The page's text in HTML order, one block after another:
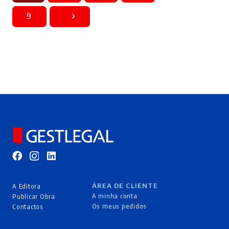
9
A Editora
Publicar Obra
Contactos
ÁREA DE CLIENTE
A minha conta
Os meus pedidos